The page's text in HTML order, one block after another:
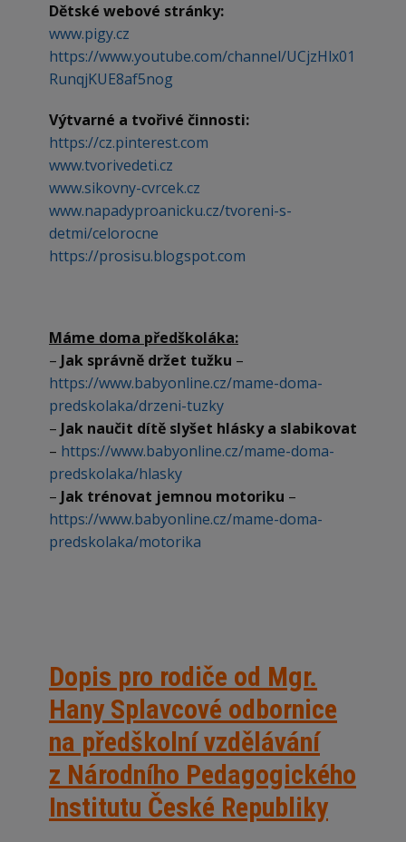
Dětské webové stránky:
www.pigy.cz
https://www.youtube.com/channel/UCjzHlx01
RunqjKUE8af5nog
Výtvarné a tvořivé činnosti:
https://cz.pinterest.com
www.tvorivedeti.cz
www.sikovny-cvrcek.cz
www.napadyproanicku.cz/tvoreni-s-
detmi/celorocne
https://prosisu.blogspot.com
Máme doma předškoláka:
– Jak správně držet tužku –
https://www.babyonline.cz/mame-doma-
predskolaka/drzeni-tuzky
– Jak naučit dítě slyšet hlásky a slabikovat
– https://www.babyonline.cz/mame-doma-
predskolaka/hlasky
– Jak trénovat jemnou motoriku –
https://www.babyonline.cz/mame-doma-
predskolaka/motorika
Dopis pro rodiče od Mgr.
Hany Splavcové odbornice
na předškolní vzdělávání
z Národního Pedagogického
Institutu České Republiky